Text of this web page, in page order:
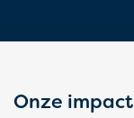
Onze impact